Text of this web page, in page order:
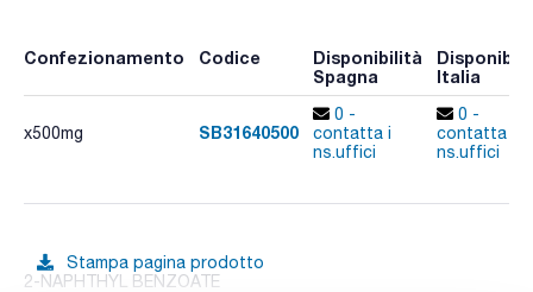
Confezionamento Codice
Disponibilità
Spagna
Italia
x500mg SB31640500
0 -
contatta i
ns.uffici
0 -
contatta i
ns.uffici
Stampa pagina prodotto
2-NAPHTHYL BENZOATE